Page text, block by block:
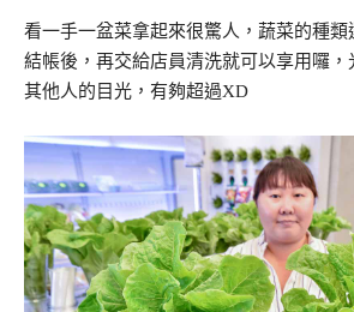
看一手一盆菜拿起來很驚人，蔬菜的種
結帳後，再交給店員清洗就可以享用囉，
其他人的目光，有夠超過XD